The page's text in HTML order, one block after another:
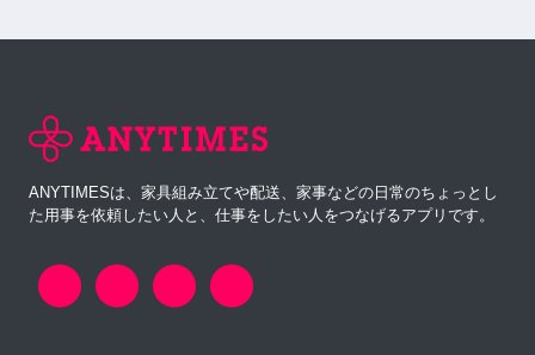
ANYTIMESは、家具組み立てや配送、家事などの日常のちょっとし
た用事を依頼したい人と、仕事をしたい人をつなげるアプリです。